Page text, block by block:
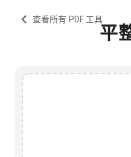
查看所有 PDF 工具
平